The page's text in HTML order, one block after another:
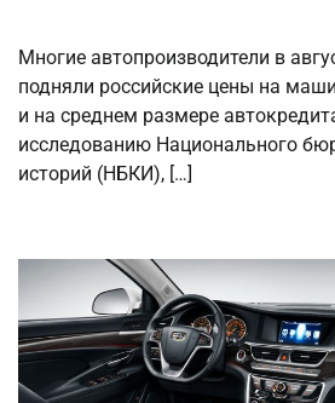
Многие автопроизводители в
подняли российские цены на
и на среднем размере
исследованию Национального
историй (НБКИ), […]